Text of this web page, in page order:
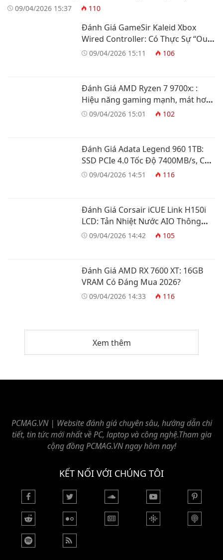
09/04/2026 15:37 110
Đánh Giá GameSir Kaleid Xbox
Wired Controller: Có Thực Sự “Out
Trình” Tay Cầm Xbox?
09/04/2026 15:11 106
Đánh Giá AMD Ryzen 7 9700x: :
Hiệu năng gaming mạnh, mát hơn
và tiết kiệm điện
09/04/2026 15:01 102
Đánh Giá Adata Legend 960 1TB:
SSD PCIe 4.0 Tốc Độ 7400MB/s, Có
Đáng Mua?
09/04/2026 14:51 116
Đánh Giá Corsair iCUE Link H150i
LCD: Tản Nhiệt Nước AIO Thông
Minh
09/04/2026 14:42 105
Đánh Giá AMD RX 7600 XT: 16GB
VRAM Có Đáng Mua 2026?
09/04/2026 14:33 116
Xem thêm
PCMAG.VN | Website đánh giá chuyên sâu, hướng dẫn chi
tiết, tin tức mới nhất về PC, laptop và công nghệ.Tham gia
cộng đồng PCMAG.VN ngay hôm nay!
KẾT NỐI VỚI CHÚNG TÔI